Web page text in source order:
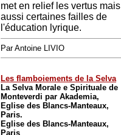
met en relief les vertus mais
aussi certaines failles de
l'éducation lyrique.
Par Antoine LIVIO
Les flamboiements de la Selva
La Selva Morale e Spirituale de
Monteverdi par Akademia,
Eglise des Blancs-Manteaux,
Paris.
Eglise des Blancs-Manteaux,
Paris